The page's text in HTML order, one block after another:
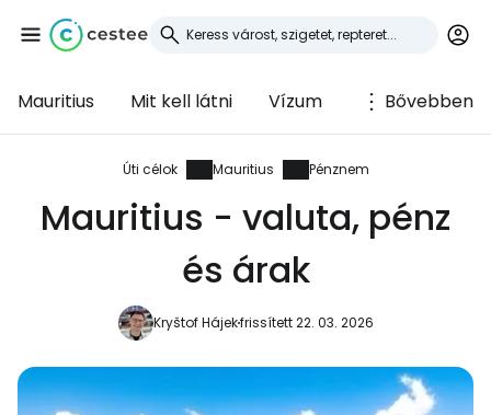
Mauritius Mit kell látni Vízum Bővebben
Úti célok Mauritius Pénznem
Mauritius - valuta, pénz
és árak
Kryštof Hájekfrissített 22. 03. 2026
Bejelentkezés a
Cestee-be
... az utazási közösség világszerte
Folytatás a Facebookkal